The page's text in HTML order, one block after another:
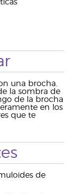
una brocha.
la sombra de
de la brocha
en los
que te
de